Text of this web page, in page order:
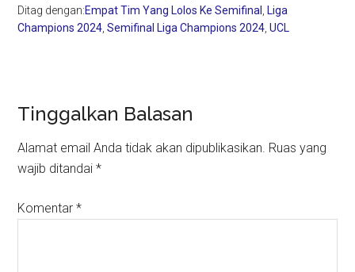
Ditag dengan:Empat Tim Yang Lolos Ke Semifinal
Liga
Champions 2024 ,Semifinal Liga Champions 2024 ,UCL
Reader
Interactions
Tinggalkan Balasan
Alamat email Anda tidak akan dipublikasikan. Ruas yang
wajib ditandai*
Komentar*